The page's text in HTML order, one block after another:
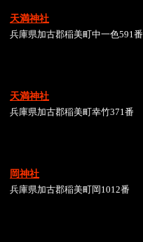
天満神社
兵庫県加古郡稲美町中一色591番
天満神社
兵庫県加古郡稲美町幸竹371番
岡神社
兵庫県加古郡稲美町岡1012番